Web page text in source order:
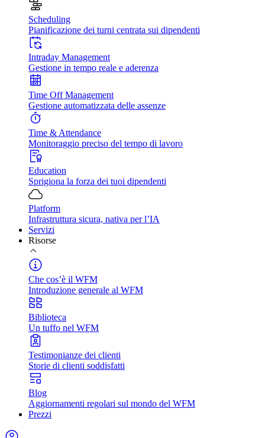
Scheduling
Pianificazione dei turni centrata sui dipendenti
Intraday Management
Gestione in tempo reale e aderenza
Time Off Management
Gestione automatizzata delle assenze
Time & Attendance
Monitoraggio preciso del tempo di lavoro
Education
Sprigiona la forza dei tuoi dipendenti
Platform
Infrastruttura sicura, nativa per l’IA
Servizi
Risorse
Che cos’è il WFM
Introduzione generale al WFM
Biblioteca
Un tuffo nel WFM
Testimonianze dei clienti
Storie di clienti soddisfatti
Blog
Aggiornamenti regolari sul mondo del WFM
Prezzi